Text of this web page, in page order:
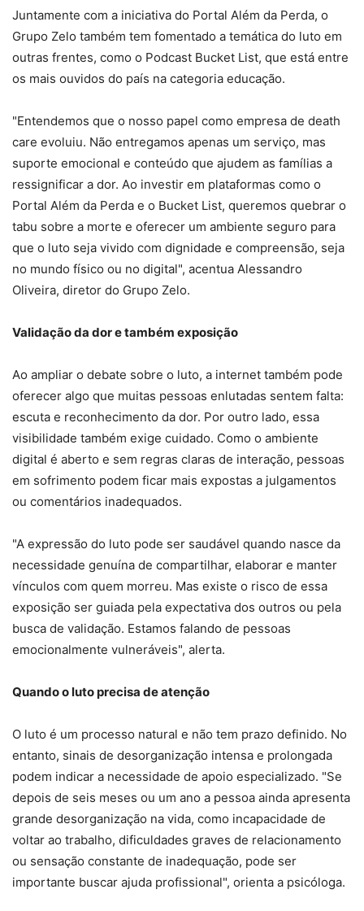
Juntamente com a iniciativa do Portal Além da Perda, o
Grupo Zelo também tem fomentado a temática do luto em
outras frentes, como o Podcast Bucket List, que está entre
os mais ouvidos do país na categoria educação.
"Entendemos que o nosso papel como empresa de death
care evoluiu. Não entregamos apenas um serviço, mas
suporte emocional e conteúdo que ajudem as famílias a
ressignificar a dor. Ao investir em plataformas como o
Portal Além da Perda e o Bucket List, queremos quebrar o
tabu sobre a morte e oferecer um ambiente seguro para
que o luto seja vivido com dignidade e compreensão, seja
no mundo físico ou no digital", acentua Alessandro
Oliveira, diretor do Grupo Zelo.
Validação da dor e também exposição
Ao ampliar o debate sobre o luto, a internet também pode
oferecer algo que muitas pessoas enlutadas sentem falta:
escuta e reconhecimento da dor. Por outro lado, essa
visibilidade também exige cuidado. Como o ambiente
digital é aberto e sem regras claras de interação, pessoas
em sofrimento podem ficar mais expostas a julgamentos
ou comentários inadequados.
"A expressão do luto pode ser saudável quando nasce da
necessidade genuína de compartilhar, elaborar e manter
vínculos com quem morreu. Mas existe o risco de essa
exposição ser guiada pela expectativa dos outros ou pela
busca de validação. Estamos falando de pessoas
emocionalmente vulneráveis", alerta.
Quando o luto precisa de atenção
O luto é um processo natural e não tem prazo definido. No
entanto, sinais de desorganização intensa e prolongada
podem indicar a necessidade de apoio especializado. "Se
depois de seis meses ou um ano a pessoa ainda apresenta
grande desorganização na vida, como incapacidade de
voltar ao trabalho, dificuldades graves de relacionamento
ou sensação constante de inadequação, pode ser
importante buscar ajuda profissional", orienta a psicóloga.